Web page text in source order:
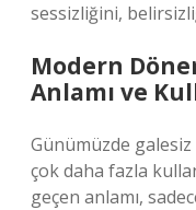
sessizliğini,
Modern
Anlamı ve
Günümüzde
çok daha fazla
geçen anlamı,